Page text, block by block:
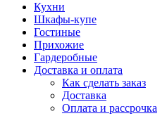
Кухни
Шкафы-купе
Гостиные
Прихожие
Гардеробные
Доставка и оплата
Как сделать заказ
Доставка
Оплата и рассрочка